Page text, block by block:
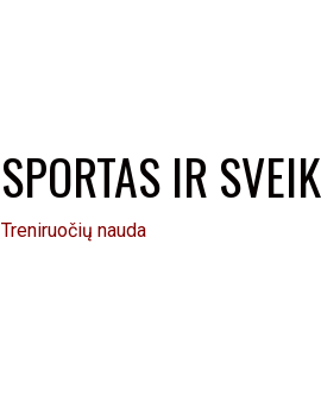
SPORTAS IR
Treniruočių nauda